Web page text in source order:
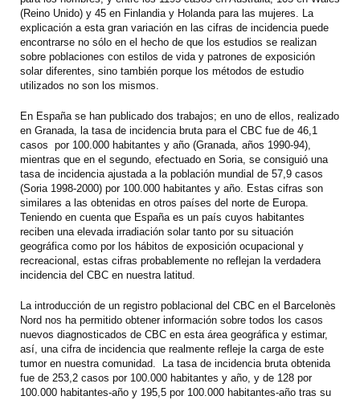
(Reino Unido) y 45 en Finlandia y Holanda para las mujeres. La
explicación a esta gran variación en las cifras de incidencia puede
encontrarse no sólo en el hecho de que los estudios se realizan
sobre poblaciones con estilos de vida y patrones de exposición
solar diferentes, sino también porque los métodos de estudio
utilizados no son los mismos.
En España se han publicado dos trabajos; en uno de ellos, realizado
en Granada, la tasa de incidencia bruta para el CBC fue de 46,1
casos por 100.000 habitantes y año (Granada, años 1990-94),
mientras que en el segundo, efectuado en Soria, se consiguió una
tasa de incidencia ajustada a la población mundial de 57,9 casos
(Soria 1998-2000) por 100.000 habitantes y año. Estas cifras son
similares a las obtenidas en otros países del norte de Europa.
Teniendo en cuenta que España es un país cuyos habitantes
reciben una elevada irradiación solar tanto por su situación
geográfica como por los hábitos de exposición ocupacional y
recreacional, estas cifras probablemente no reflejan la verdadera
incidencia del CBC en nuestra latitud.
La introducción de un registro poblacional del CBC en el Barcelonès
Nord nos ha permitido obtener información sobre todos los casos
nuevos diagnosticados de CBC en esta área geográfica y estimar,
así, una cifra de incidencia que realmente refleje la carga de este
tumor en nuestra comunidad. La tasa de incidencia bruta obtenida
fue de 253,2 casos por 100.000 habitantes y año, y de 128 por
100.000 habitantes-año y 195,5 por 100.000 habitantes-año tras su